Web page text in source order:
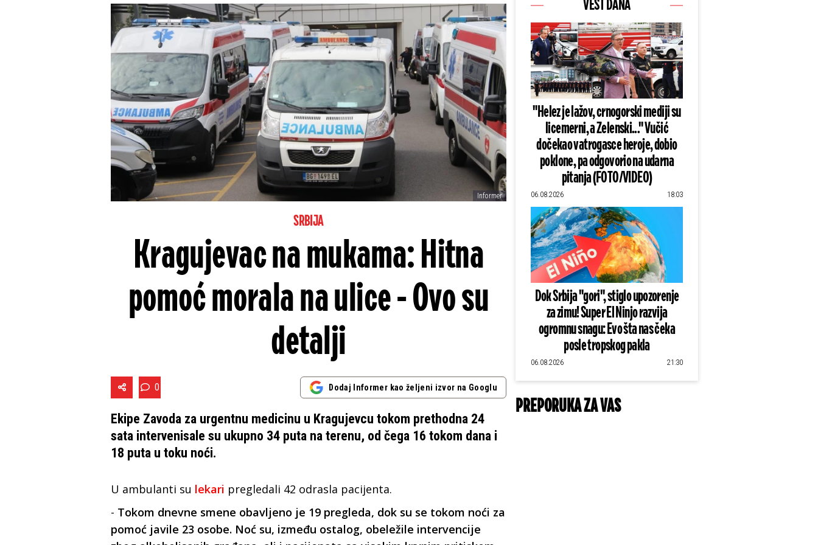
Informer
SRBIJA
Kragujevac na mukama: Hitna
pomoć morala na ulice - Ovo su
detalji
0 Dodaj Informer kao željeni izvor na Googlu
Ekipe Zavoda za urgentnu medicinu u Kragujevcu tokom prethodna 24
sata intervenisale su ukupno 34 puta na terenu, od čega 16 tokom dana i
18 puta u toku noći.
U ambulanti su lekari pregledali 42 odrasla pacijenta.
- Tokom dnevne smene obavljeno je 19 pregleda, dok su se tokom noći za
pomoć javile 23 osobe. Noć su, između ostalog, obeležile intervencije
VEST DANA
"Helez je lažov, crnogorski mediji su
licemerni, a Zelenski..." Vučić
dočekao vatrogasce heroje, dobio
poklone, pa odgovorio na udarna
pitanja (FOTO/VIDEO)
06.08.2026 18:03
Dok Srbija "gori", stiglo upozorenje
za zimu! Super El Ninjo razvija
ogromnu snagu: Evo šta nas čeka
posle tropskog pakla
06.08.2026 21:30
PREPORUKA ZA VAS